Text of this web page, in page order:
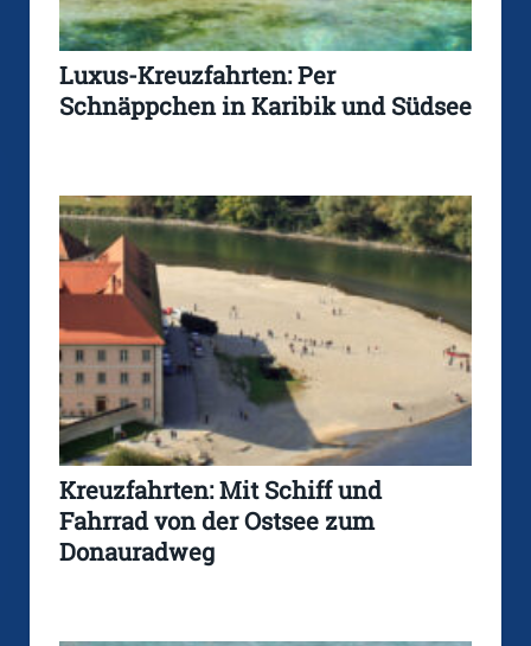
Luxus-Kreuzfahrten: Per
Schnäppchen in Karibik und Südsee
Kreuzfahrten: Mit Schiff und
Fahrrad von der Ostsee zum
Donauradweg